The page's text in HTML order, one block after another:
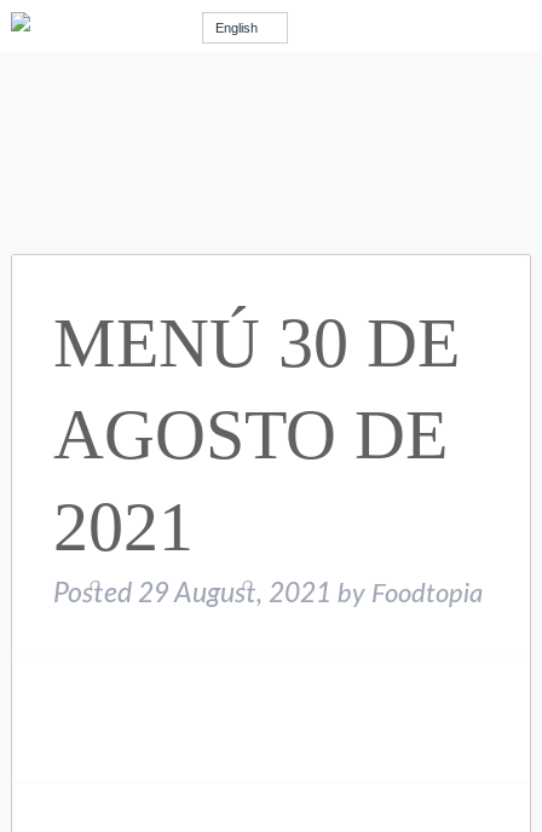
English
MENÚ 30 DE
AGOSTO DE
2021
Posted 29 August, 2021 by Foodtopia